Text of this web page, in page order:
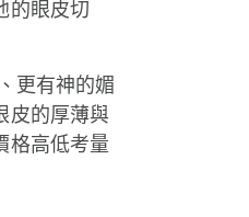
的眼皮切
更有神的媚
皮的厚薄與
格高低考量